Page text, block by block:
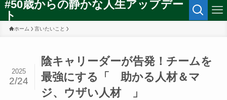
#50歳からの静かな人生アップデー
ト
ホーム 言いたいこと
陰キャリーダーが告発！チームを
最強にする「 助かる人材＆マ
ジ、ウザい人材 」
2025
2/24